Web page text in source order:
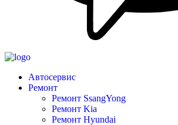
Автосервис
Ремонт
Ремонт SsangYong
Ремонт Kia
Ремонт Hyundai